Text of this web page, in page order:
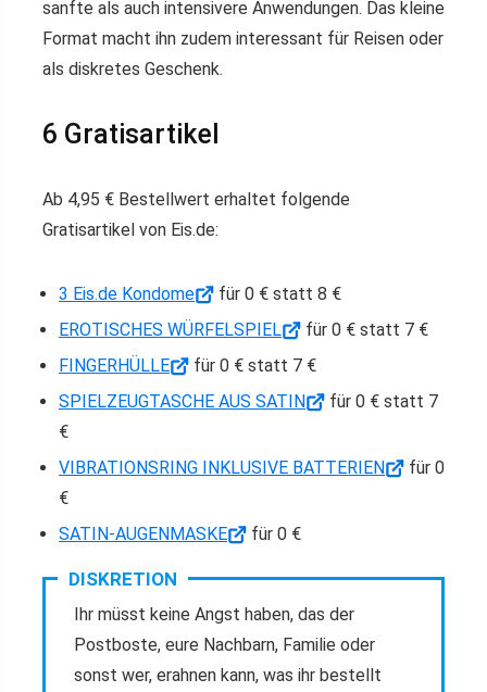
sanfte als auch intensivere Anwendungen. Das kleine
Format macht ihn zudem interessant für Reisen oder
als diskretes Geschenk.
6 Gratisartikel
Ab 4,95 € Bestellwert erhaltet folgende
Gratisartikel von Eis.de:
3 Eis.de Kondome
für 0 € statt 8 €
EROTISCHES WÜRFELSPIEL
für 0 € statt 7 €
FINGERHÜLLE
für 0 € statt 7 €
SPIELZEUGTASCHE AUS SATIN
für 0 € statt 7
€
VIBRATIONSRING INKLUSIVE BATTERIEN
für 0
€
SATIN-AUGENMASKE
für 0 €
DISKRETION
Ihr müsst keine Angst haben, das der
Postboste, eure Nachbarn, Familie oder
sonst wer, erahnen kann, was ihr bestellt